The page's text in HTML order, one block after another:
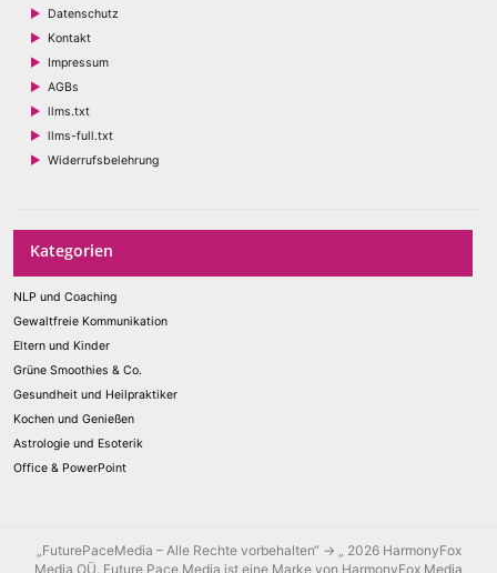
Datenschutz
Kontakt
Impressum
AGBs
llms.txt
llms-full.txt
Widerrufsbelehrung
Kategorien
NLP und Coaching
Gewaltfreie Kommunikation
Eltern und Kinder
Grüne Smoothies & Co.
Gesundheit und Heilpraktiker
Kochen und Genießen
Astrologie und Esoterik
Office & PowerPoint
„FuturePaceMedia – Alle Rechte vorbehalten“ → „ 2026 HarmonyFox
Media OÜ. Future Pace Media ist eine Marke von HarmonyFox Media